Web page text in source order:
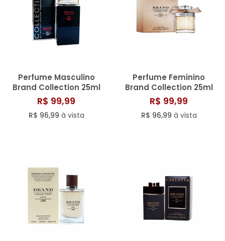
Perfume Masculino
Brand Collection 25ml
N° 066
R$ 99,99
R$ 96,99 à vista
Perfume Feminino
Brand Collection 25ml
N° 177/811
R$ 99,99
R$ 96,99 à vista